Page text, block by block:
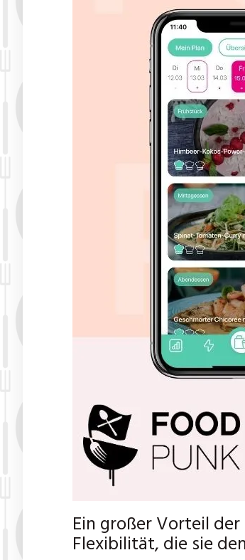
Ein großer Vorteil
Flexibilität, die sie